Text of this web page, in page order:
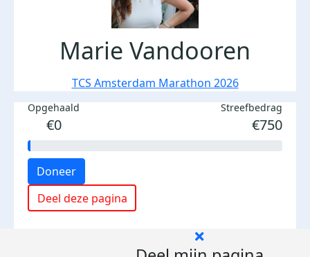
Marie Vandooren
TCS Amsterdam Marathon 2026
Opgehaald
€0
Streefbedrag
€750
Doneer
Deel deze pagina